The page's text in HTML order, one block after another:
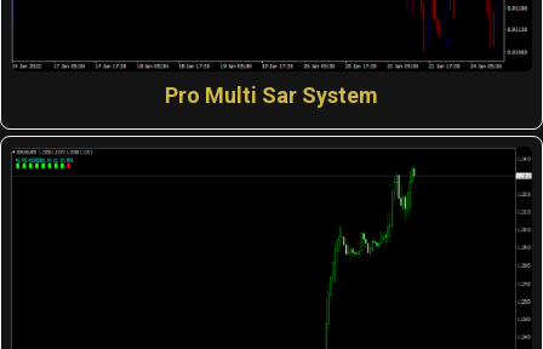
Pro Multi Sar System